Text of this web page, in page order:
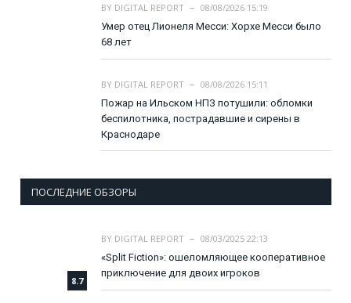
BY DIGITAL REPORT
08/08/2026 15:19
Умер отец Лионеля Месси: Хорхе Месси было
68 лет
BY DIGITAL REPORT
08/08/2026 15:11
Пожар на Ильском НПЗ потушили: обломки
беспилотника, пострадавшие и сирены в
Краснодаре
ПОСЛЕДНИЕ ОБЗОРЫ
8.7
BY DIGITAL REPORT
08/03/2025 22:13
«Split Fiction»: ошеломляющее кооперативное
приключение для двоих игроков